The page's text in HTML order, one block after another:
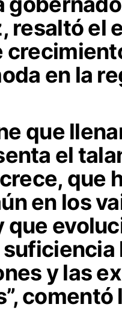
resaltó el
en la
que
el
que
en los
que
y las
comentó